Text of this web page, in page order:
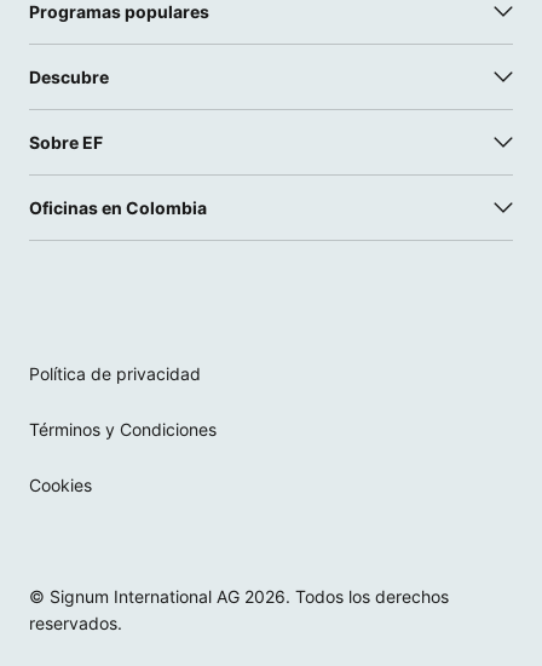
Programas populares
Descubre
Sobre EF
Oficinas en Colombia
Política de privacidad
Términos y Condiciones
Cookies
© Signum International AG 2026. Todos los derechos
reservados.